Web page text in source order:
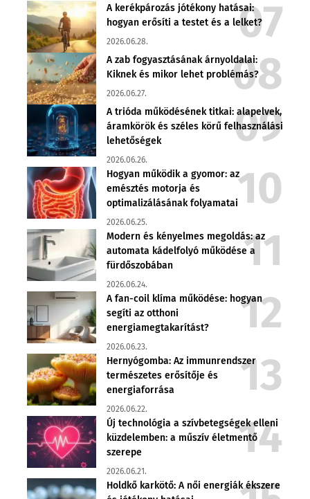
A kerékpározás jótékony hatásai:
hogyan erősíti a testet és a lelket?
2026.06.28.
A zab fogyasztásának árnyoldalai:
Kiknek és mikor lehet problémás?
2026.06.27.
A trióda működésének titkai: alapelvek,
áramkörök és széles körű felhasználási
lehetőségek
2026.06.26.
Hogyan működik a gyomor: az
emésztés motorja és
optimalizálásának folyamatai
2026.06.25.
Modern és kényelmes megoldás: az
automata kádelfolyó működése a
fürdőszobában
2026.06.24.
A fan-coil klíma működése: hogyan
segíti az otthoni
energiamegtakarítást?
2026.06.23.
Hernyógomba: Az immunrendszer
természetes erősítője és
energiaforrása
2026.06.22.
Új technológia a szívbetegségek elleni
küzdelemben: a műszív életmentő
szerepe
2026.06.21.
Holdkő karkötő: A női energiák ékszere